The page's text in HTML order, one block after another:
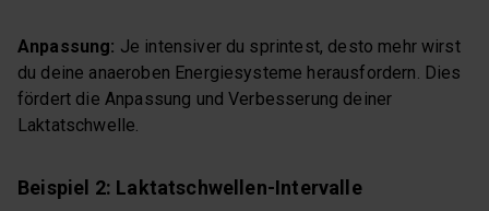
Anpassung: Je intensiver du sprintest, desto mehr wirst
du deine anaeroben Energiesysteme herausfordern. Dies
fördert die Anpassung und Verbesserung deiner
Laktatschwelle.
Beispiel 2: Laktatschwellen-Intervalle